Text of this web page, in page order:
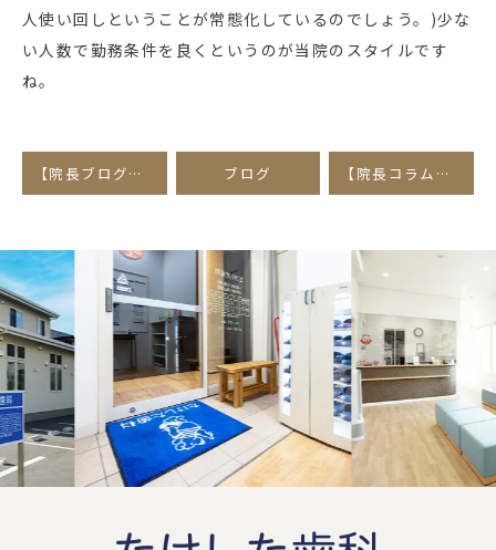
人使い回しということが常態化しているのでしょう。)少な
い人数で勤務条件を良くというのが当院のスタイルです
ね。
【院長ブログ】院長が歯科専門医機構から補綴歯科専門医として認定されました。 ブログ 【院長コラム】シルバニアファミリーの歯科治療バージョンを待合室に設置しました。
Previous